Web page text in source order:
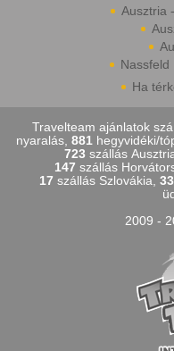
Ausztria
Nassfeld
Ha
Travelteam ajánlatok
nyaralás, 881 hegyvidéki/
723 szállás
147 szállás
17 szállás Szlovákia, 33
2009 -